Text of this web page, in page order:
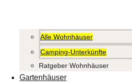
Alle Wohnhäuser
Camping-Unterkünfte
Ratgeber Wohnhäuser
Gartenhäuser